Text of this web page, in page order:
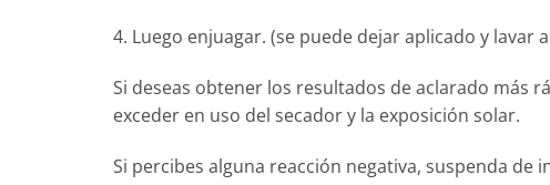
4. Luego enjuagar. (se puede dejar aplicado y lavar
Si deseas obtener los resultados de aclarado más
exceder en uso del secador y la exposición solar.
Si percibes alguna reacción negativa, suspenda